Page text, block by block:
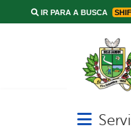
IR PARA A BUSCA
Abrir